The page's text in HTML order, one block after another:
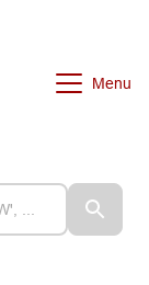
Menu